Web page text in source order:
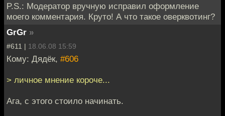
P.S.: Модератор вручную исправил оформление
моего комментария. Круто! А что такое оверквотинг?
GrGr »
#611 | 18.06.08 15:59
Кому: Дядёк, #606
> личное мнение короче...
Ага, с этого стоило начинать.